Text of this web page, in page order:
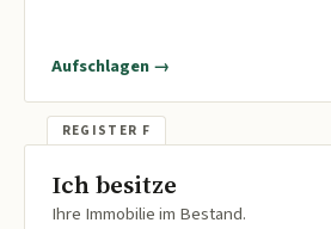
Aufschlagen →
Ich besitze
Ihre Immobilie im Bestand.